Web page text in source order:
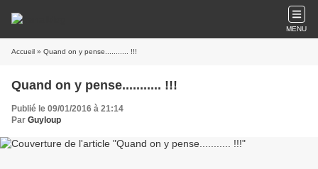
MENU
Accueil » Quand on y pense........... !!!
Quand on y pense........... !!!
Publié le 09/01/2016 à 21:14
Par Guyloup